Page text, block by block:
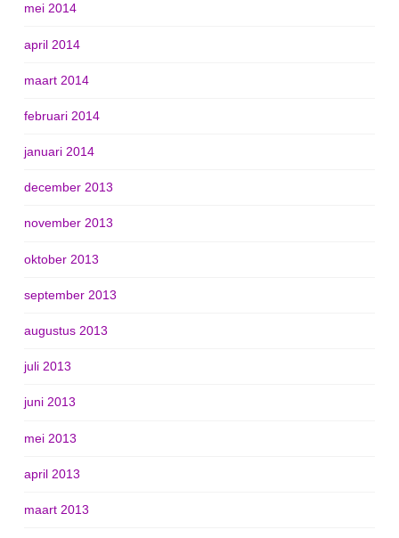
mei 2014
april 2014
maart 2014
februari 2014
januari 2014
december 2013
november 2013
oktober 2013
september 2013
augustus 2013
juli 2013
juni 2013
mei 2013
april 2013
maart 2013